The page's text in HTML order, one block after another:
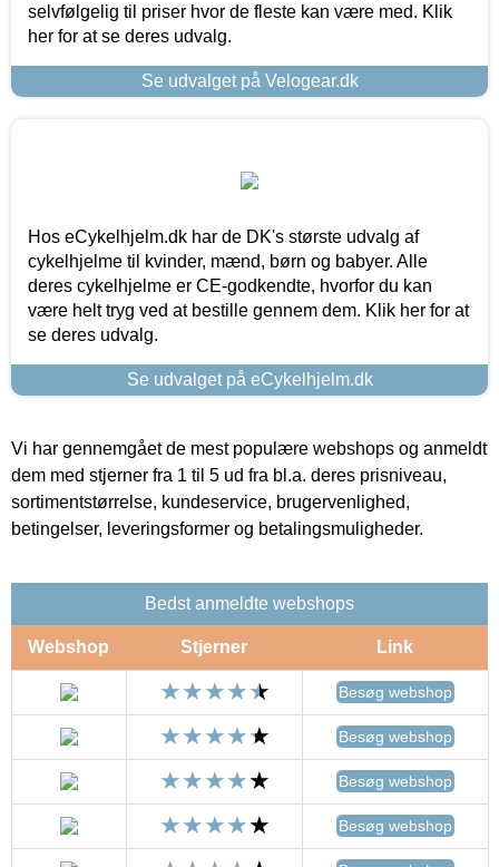
selvfølgelig til priser hvor de fleste kan være med. Klik
her for at se deres udvalg.
Se udvalget på Velogear.dk
Hos eCykelhjelm.dk har de DK's største udvalg af
cykelhjelme til kvinder, mænd, børn og babyer. Alle
deres cykelhjelme er CE-godkendte, hvorfor du kan
være helt tryg ved at bestille gennem dem. Klik her for at
se deres udvalg.
Se udvalget på eCykelhjelm.dk
Vi har gennemgået de mest populære webshops og anmeldt
dem med stjerner fra 1 til 5 ud fra bl.a. deres prisniveau,
sortimentstørrelse, kundeservice, brugervenlighed,
betingelser, leveringsformer og betalingsmuligheder.
Bedst anmeldte webshops
Webshop Stjerner Link
Besøg webshop
Besøg webshop
Besøg webshop
Besøg webshop